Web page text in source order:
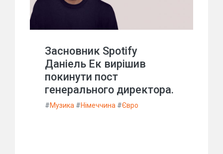
Засновник Spotify
Даніель Ек вирішив
покинути пост
генерального директора.
#Музика #Німеччина #Євро